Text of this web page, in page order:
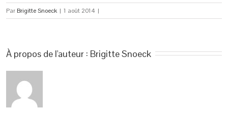
Par Brigitte Snoeck | 1 août 2014 |
À propos de l'auteur : Brigitte Snoeck